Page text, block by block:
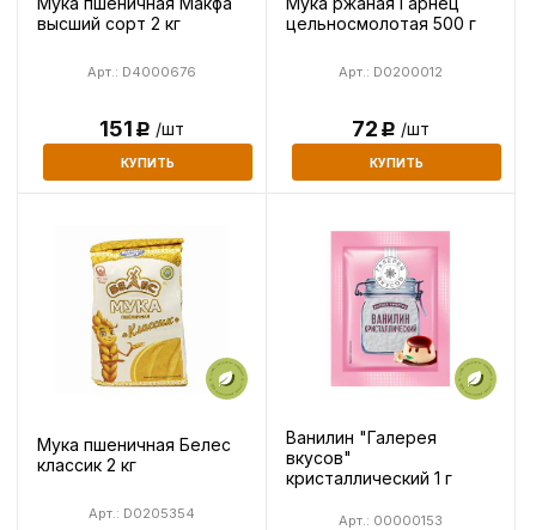
высший сорт 2 кг
Арт.: D4000676
151Р /шт
КУПИТЬ
цельносмолотая 500 г
Арт.: D0200012
72Р /шт
КУПИТЬ
Мука пшеничная Белес
классик 2 кг
Арт.: D0205354
Ванилин "Галерея
вкусов"
кристаллический 1 г
Арт.: 00000153